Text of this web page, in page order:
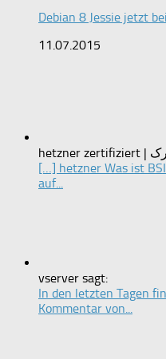
Debian 8 Jessie jetzt
11.07.2015
[…] hetzner Was ist
auf...
vserver sagt:
In den letzten Tagen
Kommentar von...